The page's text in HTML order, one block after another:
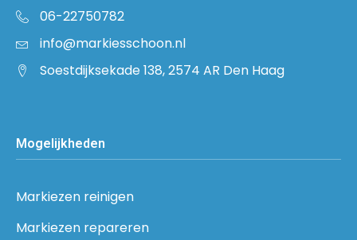
06-22750782
info@markiesschoon.nl
Soestdijksekade 138, 2574 AR Den Haag
Mogelijkheden
Markiezen reinigen
Markiezen repareren